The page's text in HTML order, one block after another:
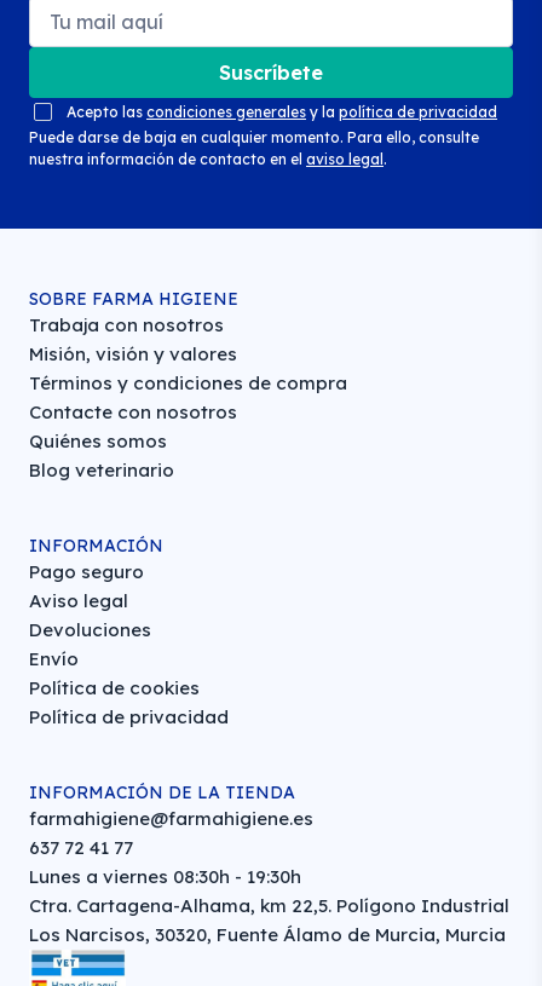
Suscríbete
Acepto las condiciones generales y la política de privacidad
Puede darse de baja en cualquier momento. Para ello, consulte
nuestra información de contacto en el aviso legal .
SOBRE FARMA HIGIENE
Trabaja con nosotros
Misión, visión y valores
Términos y condiciones de compra
Contacte con nosotros
Quiénes somos
Blog veterinario
INFORMACIÓN
Pago seguro
Aviso legal
Devoluciones
Envío
Política de cookies
Política de privacidad
INFORMACIÓN DE LA TIENDA
farmahigiene@farmahigiene.es
637 72 41 77
Lunes a viernes 08:30h - 19:30h
Ctra. Cartagena-Alhama, km 22,5. Polígono Industrial
Los Narcisos, 30320, Fuente Álamo de Murcia, Murcia